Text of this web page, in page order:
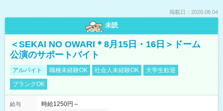
掲載日：2026.08.04
未読
＜SEKAI NO OWARI＊8月15日・16日＞ドーム
公演のサポートバイト
アルバイト 職種未経験OK 社会人未経験OK
大学生歓迎
ブランクOK
給与
時給1250円～